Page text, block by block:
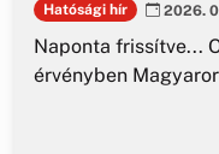
Hatósági hír 2026.
Naponta frissítve...
érvényben